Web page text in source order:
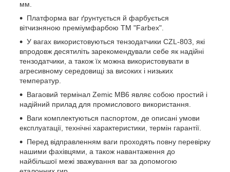
мм.
Платформа ваг ґрунтується й фарбується
вітчизняною преміумфарбою ТМ "Farbex".
У вагах використовуються тензодатчики CZL-803, які
впродовж десятиліть зарекомендували себе як надійні
тензодатчики, а також їх можна використовувати в
агресивному середовищі за високих і низьких
температур.
Вагаовий термінал Zemic MB6 являє собою простий і
надійний прилад для промислового використання.
Ваги комплектуються паспортом, де описані умови
експлуатації, технічні характеристики, термін гарантії.
Перед відправленням ваги проходять повну перевірку
нашими фахівцями, а також навантаження до
найбільшої межі зважування ваг за допомогою